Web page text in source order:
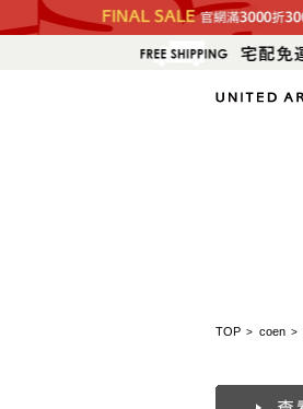
TOP > coen >